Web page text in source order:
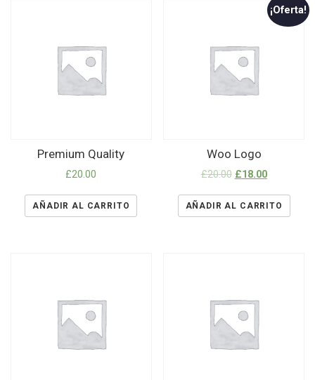
Premium Quality
£20.00
AÑADIR AL CARRITO
¡Oferta!
Woo Logo
£20.00 £18.00
AÑADIR AL CARRITO